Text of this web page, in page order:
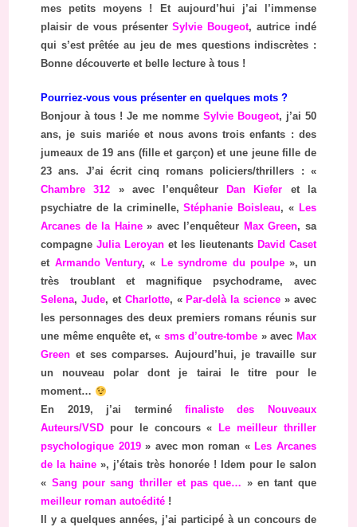
mes petits moyens ! Et aujourd’hui j’ai l’immense
plaisir de vous présenterSylvie Bougeot, autrice indé
qui s’est prêtée au jeu de mes questions indiscrètes :
Bonne découverte et belle lecture à tous !
Pourriez-vous vous présenter en quelques mots ?
Bonjour à tous ! Je me nomme Sylvie Bougeot, j’ai 50
ans, je suis mariée et nous avons trois enfants : des
jumeaux de 19 ans (fille et garçon) et une jeune fille de
23 ans. J’ai écrit cinq romans policiers/thrillers : «
Chambre 312 » avec l’enquêteur Dan Kiefer et la
psychiatre de la criminelle,Stéphanie Boisleau, « Les
Arcanes de la Haine» avec l’enquêteur Max Green, sa
compagneJulia Leroyan et les lieutenants David Caset
et Armando Ventury, « Le syndrome du poulpe », un
très troublant et magnifique psychodrame, avec
Selena, Jude, et Charlotte, « Par-delà la science » avec
les personnages des deux premiers romans réunis sur
une même enquête et, « sms d’outre-tombe » avec Max
Green et ses comparses. Aujourd’hui, je travaille sur
un nouveau polar dont je tairai le titre pour le
moment…
En 2019, j’ai terminé finaliste des Nouveaux
Auteurs/VSD pour le concours «
Le meilleur thriller
psychologique 2019» avec mon roman « Les Arcanes
de la haine », j’étais très honorée ! Idem pour le salon
« Sang pour sang thriller et pas que… » en tant que
meilleur roman autoédité !
Il y a quelques années, j’ai participé à un concours de